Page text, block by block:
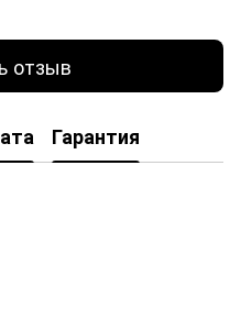
отзыв
Гарантия